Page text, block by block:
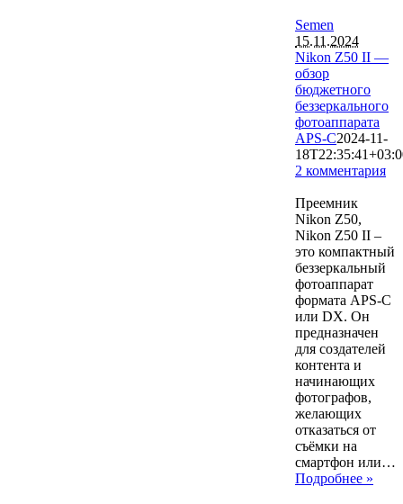
Semen
15.11.2024
Nikon Z50 II —
обзор
бюджетного
беззеркального
фотоаппарата
APS-C2024-11-
2 комментария
Преемник
Nikon Z50,
Nikon Z50 II –
это компактный
беззеркальный
фотоаппарат
формата APS-C
или DX. Он
предназначен
для создателей
контента и
начинающих
фотографов,
желающих
отказаться от
съёмки на
смартфон или…
Подробнее »